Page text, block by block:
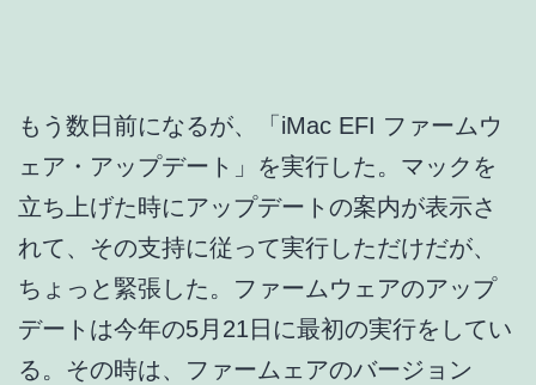
もう数日前になるが、「iMac EFI ファームウ
ェア・アップデート」を実行した。マックを
立ち上げた時にアップデートの案内が表示さ
れて、その支持に従って実行しただけだが、
ちょっと緊張した。ファームウェアのアップ
デートは今年の5月21日に最初の実行をしてい
る。その時は、ファームェアのバージョン